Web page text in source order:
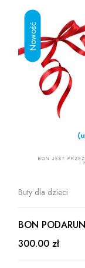
Buty dla dzieci
BON
300.00 zł